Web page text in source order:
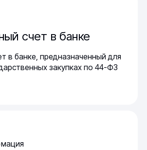
счет в банке
в банке, предназначенный для
закупках по 44-ФЗ